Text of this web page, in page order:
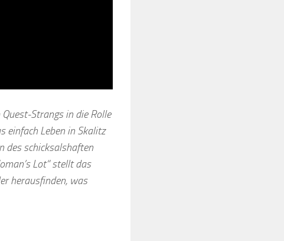
Strangs in die Rolle
einfach Leben in Skalitz
des schicksalshaften
Lot“ stellt das
herausfinden, was